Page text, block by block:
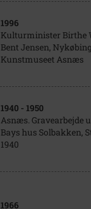
1996
Kulturminister Birthe
Bent Jensen,
Kunstmuseet Asnæs
1940 - 1950
Asnæs. Gravearbejde
Bays hus Solbakken,
1940
1966